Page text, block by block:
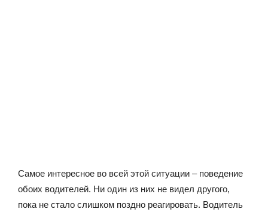
Самое интересное во всей этой ситуации – поведение
обоих водителей. Ни один из них не видел другого,
пока не стало слишком поздно реагировать. Водитель